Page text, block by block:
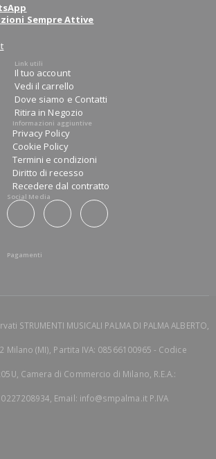
Sempre Attive
Link utili
Il tuo account
Vedi il carrello
Dove siamo e Contatti
Ritira in Negozio
Informazioni aggiuntive
Privacy Policy
Cookie Policy
Termini e condizioni
Diritto di recesso
Recedere dal contratto
Social Media
Pagamenti
STRUMENTI MUSICALI PALMA DI PALMA ALBERTO,
Milano (MI), Partita IVA: 08566100965 - Codice
Camera di Commercio di Milano, R.E.A.:
Email: info@smpalma.it P.IVA